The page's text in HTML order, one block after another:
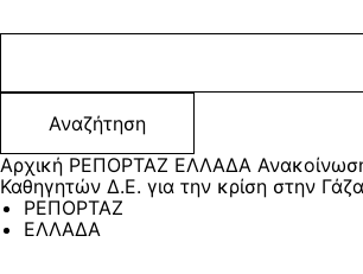
Αρχική ΡΕΠΟΡΤΑΖ ΕΛΛΑΔΑ
Καθηγητών Δ.Ε. για την κρίση στην Γάζα
ΡΕΠΟΡΤΑΖ
ΕΛΛΑΔΑ